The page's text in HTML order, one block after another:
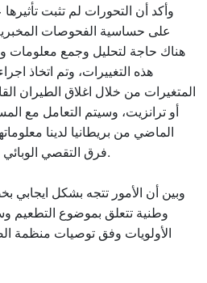
وأكد أن التحورات لم تثبت
على حساسية الفحوصات
هناك حاجة لتحليل وجمع معلومات
هذه التغييرات، وتم اتخاذ
المتغيرات من خلال اغلاق الطيران
أو ترانزيت، وسيتم التعامل مع
الماضي من بريطانيا لدينا
فرق التقصي الوبائي وأخذ الفحوصات اللازمة لهم.
وبين أن الأمور تتجه بشكل
وطنية تتعلق بموضوع التطعيم
الأولويات وفق توصيات منظمة